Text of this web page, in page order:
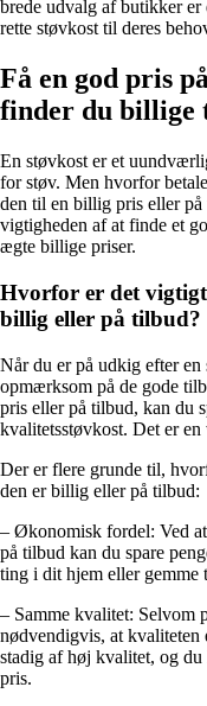
brede udvalg af butikker
rette støvkost til deres
Få en god pris
finder du billige
En støvkost er et
for støv. Men hvorfor
den til en billig pris eller
vigtigheden af at finde et
ægte billige priser.
Hvorfor er det
billig eller på tilbud?
Når du er på udkig efter
opmærksom på de gode
pris eller på tilbud, kan du
kvalitetsstøvkost. Det er
Der er flere grunde til,
den er billig eller på tilbud:
– Økonomisk fordel: Ved
på tilbud kan du spare
ting i dit hjem eller gemme
– Samme kvalitet: Selvom
nødvendigvis, at kvaliteten
stadig af høj kvalitet, og
pris.